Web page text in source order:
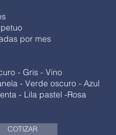
por mes
- Gris - Vino
- Verde oscuro - Azul
- Lila pastel -Rosa
COTIZAR